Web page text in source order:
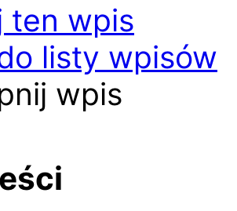
ten wpis
listy wpisów
wpis